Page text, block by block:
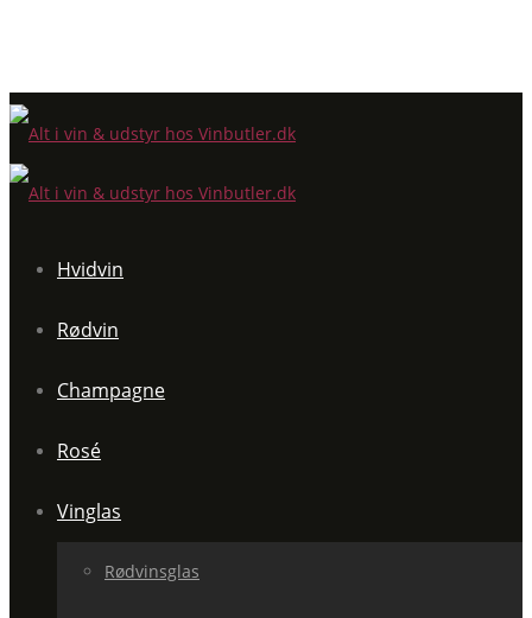
Hvidvin
Rødvin
Champagne
Rosé
Vinglas
Rødvinsglas